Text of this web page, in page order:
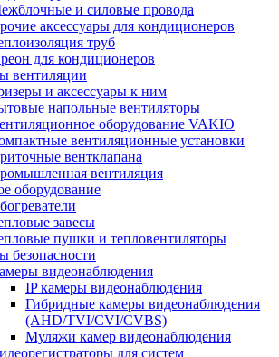
и силовые провода
аксессуары для кондиционеров
труб
для кондиционеров
вентиляции
и аксессуары к ним
напольные вентиляторы
оборудование VAKIO
вентиляционные установки
вентклапана
вентиляция
оборудование
завесы
пушки и тепловентиляторы
безопасности
видеонаблюдения
IP камеры видеонаблюдения
Гибридные камеры видеонаблюдения
(AHD/TVI/CVI/CVBS)
Муляжи камер видеонаблюдения
для систем